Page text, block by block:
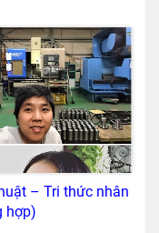
ty Nhật Bản vào năm
xuyên phải liên lạc,
tử hoặc tin nhắn và
nhắn ít liên quan tới
tin nhắn của chị,
tiện mời chị đi uống
Vì anh cũng
hai người thường
sau, chị mời anh
– Tri thức nhân
hợp)